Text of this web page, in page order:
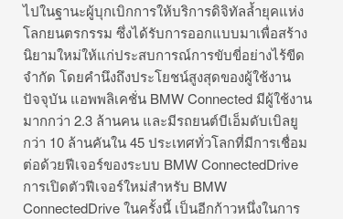
ไปในฐานะผู้บุกเบิกการให้บริการดิจิทัลล้ำยุคแห่ง
โลกยนตรกรรม ซึ่งได้รับการออกแบบมาเพื่อสร้าง
นิยามใหม่ให้แก่ประสบการณ์การขับขี่อย่างไร้ขีด
จำกัด โดยคำนึงถึงประโยชน์สูงสุดของผู้ใช้งาน
ปัจจุบัน แอพพลิเคชั่น BMW Connected มีผู้ใช้งาน
มากกว่า 2.3 ล้านคน และมีรถยนต์บีเอ็มดับเบิลยู
กว่า 10 ล้านคันใน 45 ประเทศทั่วโลกที่มีการเชื่อม
ต่อด้วยฟีเจอร์ของระบบ BMW ConnectedDrive
การเปิดตัวฟีเจอร์ใหม่สำหรับ BMW
ConnectedDrive ในครั้งนี้ เป็นอีกก้าวหนึ่งในการ